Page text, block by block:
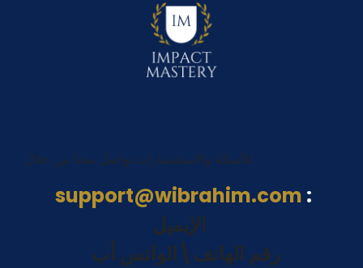
للأسئلة والاستفسارات تواصل معنا من خلال
support@wibrahim.com :
رقم الهاتف\الواتس أب